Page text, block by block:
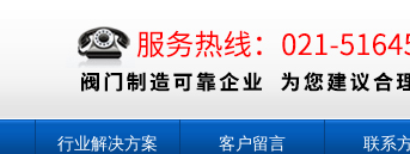
行业解决方案 客户留言 联系